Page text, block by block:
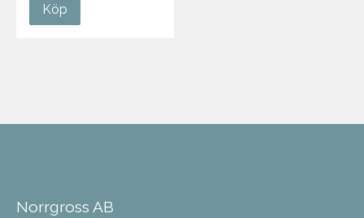
Köp
Norrgross AB